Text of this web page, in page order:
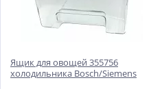
Ящик для овощей 355756
холодильника Bosch/Siemens